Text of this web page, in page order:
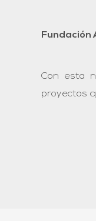
Fundación
Con esta
proyectos